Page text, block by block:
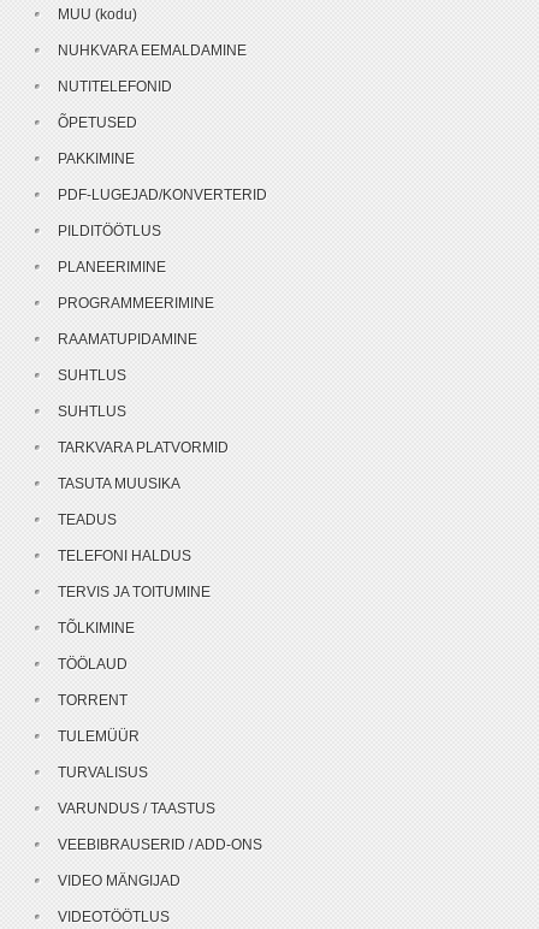
MUU (kodu)
NUHKVARA EEMALDAMINE
NUTITELEFONID
ÕPETUSED
PAKKIMINE
PDF-LUGEJAD/KONVERTERID
PILDITÖÖTLUS
PLANEERIMINE
PROGRAMMEERIMINE
RAAMATUPIDAMINE
SUHTLUS
SUHTLUS
TARKVARA PLATVORMID
TASUTA MUUSIKA
TEADUS
TELEFONI HALDUS
TERVIS JA TOITUMINE
TÕLKIMINE
TÖÖLAUD
TORRENT
TULEMÜÜR
TURVALISUS
VARUNDUS / TAASTUS
VEEBIBRAUSERID / ADD-ONS
VIDEO MÄNGIJAD
VIDEOTÖÖTLUS